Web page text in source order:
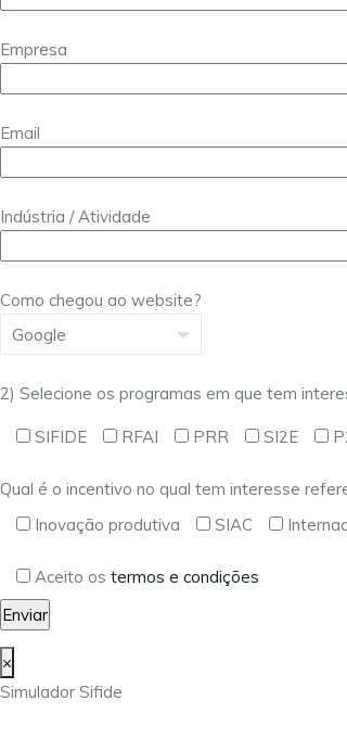
Empresa
Email
Indústria / Atividade
Como chegou ao website?
2) Selecione os programas em que tem
SIFIDE RFAI PRR SI2E
Qual é o incentivo no qual tem interesse
Inovação produtiva
SIAC
Aceito os termos e condições
×
Simulador Sifide